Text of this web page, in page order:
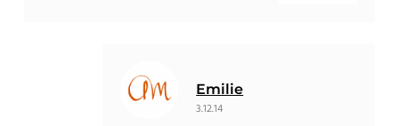
Emilie
3.12.14